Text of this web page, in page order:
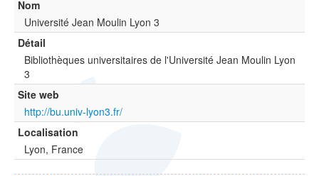
Recherche
avancée
EN
ES
?
Nom
Université Jean Moulin Lyon 3
Détail
Bibliothèques universitaires de l'Université Jean Moulin Lyon
3
Site web
http://bu.univ-lyon3.fr/
Localisation
Lyon, France